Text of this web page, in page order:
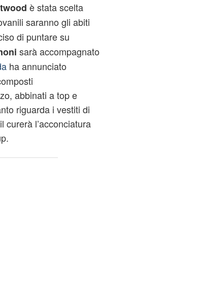
è stata scelta
saranno gli abiti
di puntare su
sarà accompagnato
ha annunciato
abbinati a top e
riguarda i vestiti di
curerà l’acconciatura